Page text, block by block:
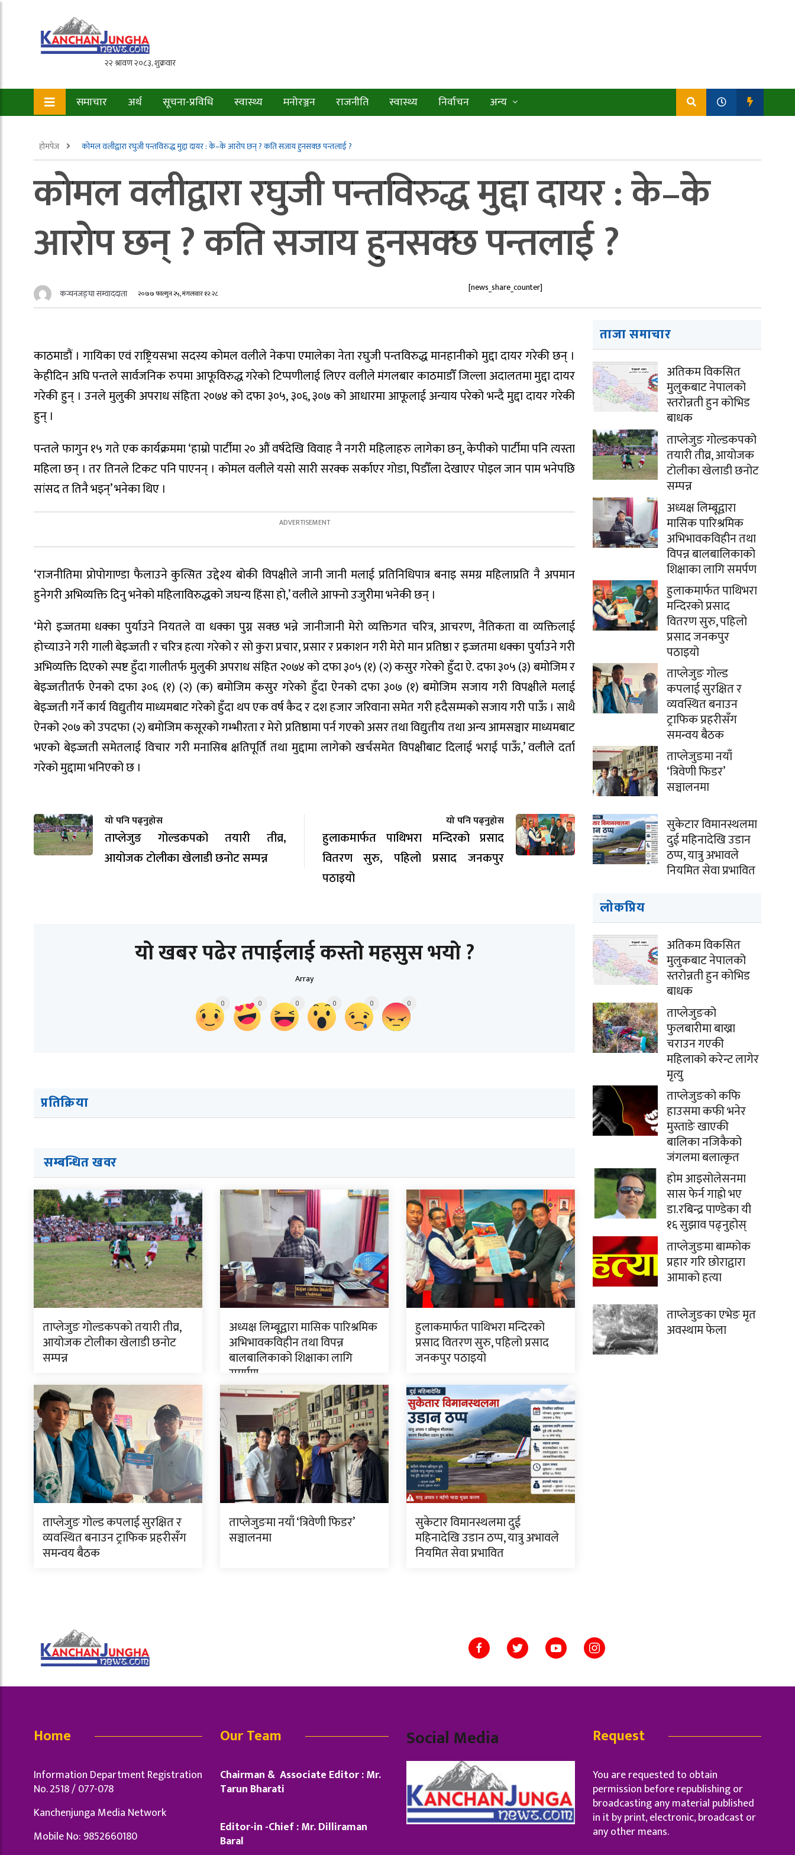
समाचार अर्थ सूचना-प्रविधि स्वास्थ्य मनोरञ्जन राजनीति स्वास्थ्य निर्वाचन अन्य
होमपेज कोमल वलीद्वारा रघुजी पन्तविरुद्ध मुद्दा दायर : के–के आरोप छन् ? कति सजाय हुनसक्छ पन्तलाई ?
कोमल वलीद्वारा रघुजी पन्तविरुद्ध मुद्दा दायर : के–के
आरोप छन् ? कति सजाय हुनसक्छ पन्तलाई ?
कन्चनजङ्घा सम्वाददाता २०७७ फाल्गुन २५, मंगलवार १२:२८ [news_share_counter]
काठमाडौं । गायिका एवं राष्ट्रियसभा सदस्य कोमल वलीले नेकपा एमालेका नेता रघुजी पन्तविरुद्ध मानहानीको मुद्दा दायर गरेकी छन् ।
केहीदिन अघि पन्तले सार्वजनिक रुपमा आफूविरुद्ध गरेको टिप्पणीलाई लिएर वलीले मंगलबार काठमाडौँ जिल्ला अदालतमा मुद्दा दायर
गरेकी हुन् । उनले मुलुकी अपराध संहिता २०७४ को दफा ३०५, ३०६, ३०७ को आधारमा आफूलाई अन्याय परेको भन्दै मुद्दा दायर गरेकी
हुन् ।
पन्तले फागुन १५ गते एक कार्यक्रममा ‘हाम्रो पार्टीमा २० औं वर्षदेखि विवाह नै नगरी महिलाहरु लागेका छन्, केपीको पार्टीमा पनि त्यस्ता
महिला छन् । तर तिनले टिकट पनि पाएनन् । कोमल वलीले यसो सारी सरक्क सर्काएर गोडा, पिडौँला देखाएर पोइल जान पाम भनेपछि
सांसद त तिनै भइन्’ भनेका थिए ।
‘राजनीतिमा प्रोपोगाण्डा फैलाउने कुत्सित उद्देश्य बोकी विपक्षीले जानी जानी मलाई प्रतिनिधिपात्र बनाइ समग्र महिलाप्रति नै अपमान
हुनेगरी अभिव्यक्ति दिनु भनेको महिलाविरुद्धको जघन्य हिंसा हो,’ वलीले आफ्नो उजुरीमा भनेकी छन् ।
‘मेरो इज्जतमा धक्का पुर्याउने नियतले वा धक्का पुग्न सक्छ भन्ने जानीजानी मेरो व्यक्तिगत चरित्र, आचरण, नैतिकता वा व्यक्तिलाई
होच्याउने गरी गाली बेइज्जती र चरित्र हत्या गरेको र सो कुरा प्रचार, प्रसार र प्रकाशन गरी मेरो मान प्रतिष्ठा र इज्जतमा धक्का पुर्याउने गरी
अभिव्यक्ति दिएको स्पष्ट हुँदा गालीतर्फ मुलुकी अपराध संहित २०७४ को दफा ३०५ (१) (२) कसुर गरेको हुँदा ऐ. दफा ३०५ (३) बमोजिम र
बेइज्जतीतर्फ ऐनको दफा ३०६ (१) (२) (क) बमोजिम कसुर गरेको हुँदा ऐनको दफा ३०७ (१) बमोजिम सजाय गरी विपक्षीले मलाई
बेइज्जती गर्ने कार्य विद्युतीय माध्यमबाट गरेको हुँदा थप एक वर्ष कैद र दश हजार जरिवाना समेत गरी हदैसम्मको सजाय गरी पाऊँ । साथै
ऐनको २०७ को उपदफा (२) बमोजिम कसूरको गम्भीरता र मेरो प्रतिष्ठामा पर्न गएको असर तथा विद्युतीय तथा अन्य आमसञ्चार माध्यमबाट
भएको बेइज्जती समेतलाई विचार गरी मनासिब क्षतिपूर्ति तथा मुद्दामा लागेको खर्चसमेत विपक्षीबाट दिलाई भराई पाऊँ,’ वलीले दर्ता
गरेको मुद्दामा भनिएको छ ।
यो पनि पढ्नुहोस
ताप्लेजुङ गोल्डकपको तयारी तीव्र,
आयोजक टोलीका खेलाडी छनोट सम्पन्न
यो पनि पढ्नुहोस
हुलाकमार्फत पाथिभरा मन्दिरको प्रसाद
वितरण सुरु, पहिलो प्रसाद जनकपुर
पठाइयो
यो खबर पढेर तपाईलाई कस्तो महसुस भयो ?
Array
0 0 0 0 0 0
प्रतिक्रिया
सम्बन्धित खवर
ताप्लेजुङ गोल्डकपको तयारी तीव्र,
आयोजक टोलीका खेलाडी छनोट
सम्पन्न
अध्यक्ष लिम्बूद्वारा मासिक पारिश्रमिक
अभिभावकविहीन तथा विपन्न
बालबालिकाको शिक्षाका लागि
समर्पण
हुलाकमार्फत पाथिभरा मन्दिरको
प्रसाद वितरण सुरु, पहिलो प्रसाद
जनकपुर पठाइयो
ताप्लेजुङ गोल्ड कपलाई सुरक्षित र
व्यवस्थित बनाउन ट्राफिक प्रहरीसँग
समन्वय बैठक
ताप्लेजुङमा नयाँ ‘त्रिवेणी फिडर’
सञ्चालनमा
सुकेटार विमानस्थलमा दुई
महिनादेखि उडान ठप्प, यात्रु अभावले
नियमित सेवा प्रभावित
ताजा समाचार
अतिकम विकसित
मुलुकबाट नेपालको
स्तरोन्नती हुन कोभिड
बाधक
ताप्लेजुङ गोल्डकपको
तयारी तीव्र, आयोजक
टोलीका खेलाडी छनोट
सम्पन्न
अध्यक्ष लिम्बूद्वारा
मासिक पारिश्रमिक
अभिभावकविहीन तथा
विपन्न बालबालिकाको
शिक्षाका लागि समर्पण
हुलाकमार्फत पाथिभरा
मन्दिरको प्रसाद
वितरण सुरु, पहिलो
प्रसाद जनकपुर
पठाइयो
ताप्लेजुङ गोल्ड
कपलाई सुरक्षित र
व्यवस्थित बनाउन
ट्राफिक प्रहरीसँग
समन्वय बैठक
ताप्लेजुङमा नयाँ
‘त्रिवेणी फिडर’
सञ्चालनमा
सुकेटार विमानस्थलमा
दुई महिनादेखि उडान
ठप्प, यात्रु अभावले
नियमित सेवा प्रभावित
लोकप्रिय
अतिकम विकसित
मुलुकबाट नेपालको
स्तरोन्नती हुन कोभिड
बाधक
ताप्लेजुङको
फुलबारीमा बाख्रा
चराउन गएकी
महिलाको करेन्ट लागेर
मृत्यु
ताप्लेजुङको कफि
हाउसमा कफी भनेर
मुस्ताङे खाएकी
बालिका नजिकैको
जंगलमा बलात्कृत
होम आइसोलेसनमा
सास फेर्न गाह्रो भए
डा.रबिन्द्र पाण्डेका यी
१६ सुझाव पढ्नुहोस्
ताप्लेजुङमा बाम्फोक
प्रहार गरि छोराद्वारा
आमाको हत्या
ताप्लेजुङका एभेङ मृत
अवस्थाम फेला
Home
Information Department Registration
No. 2518 / 077-078
Kanchenjunga Media Network
Mobile No: 9852660180
Our Team
Chairman & Associate Editor : Mr.
Tarun Bharati
Editor-in -Chief : Mr. Dilliraman
Baral
Social Media Request
You are requested to obtain
permission before republishing or
broadcasting any material published
in it by print, electronic, broadcast or
any other means.